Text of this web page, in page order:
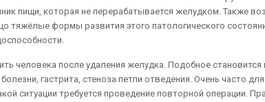
пищи, которая не перерабатывается желудком. Также
тяжёлые формы развития этого патологического
человека после удаления желудка. Подобное
гастрита, стеноза петли отведения. Очень часто для
ситуации требуется проведение повторной операции.